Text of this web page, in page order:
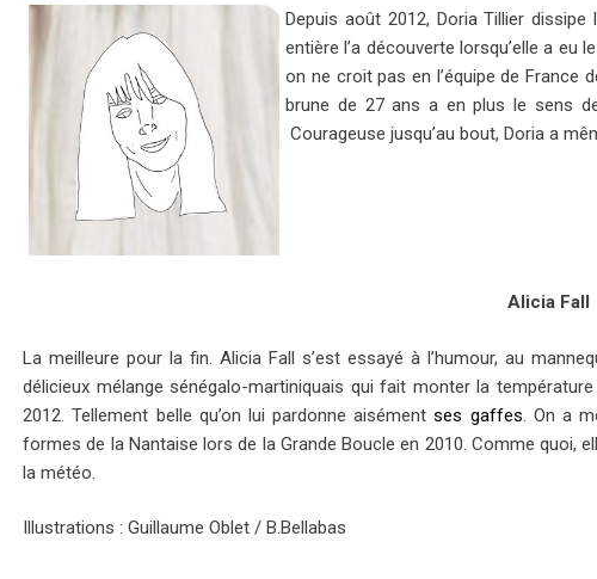
Depuis août 2012, Doria Tillier
entière l’a découverte lorsqu’elle a eu
on ne croit pas en l’équipe de
brune de 27 ans a en plus le sens
Courageuse jusqu’au bout, Doria a
Alicia Fall
La meilleure pour la fin. Alicia Fall s’est essayé à l’humour, au
délicieux mélange sénégalo-martiniquais qui fait monter la
2012. Tellement belle qu’on lui pardonne aisémentses gaffes . On a
formes de la Nantaise lors de la Grande Boucle en 2010. Comme quoi,
la météo.
Illustrations : Guillaume Oblet / B.Bellabas